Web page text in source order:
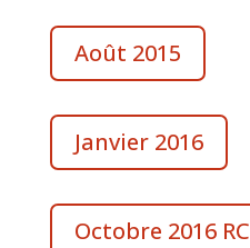
Août 2015
Janvier 2016
Octobre 2016 RC